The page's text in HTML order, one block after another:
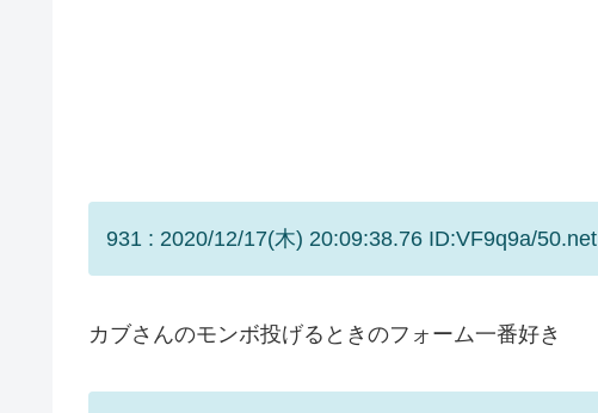
931 : 2020/12/17(木) 20:09:38.76 ID:VF9q9a/50.net
カブさんのモンボ投げるときのフォーム一番好き